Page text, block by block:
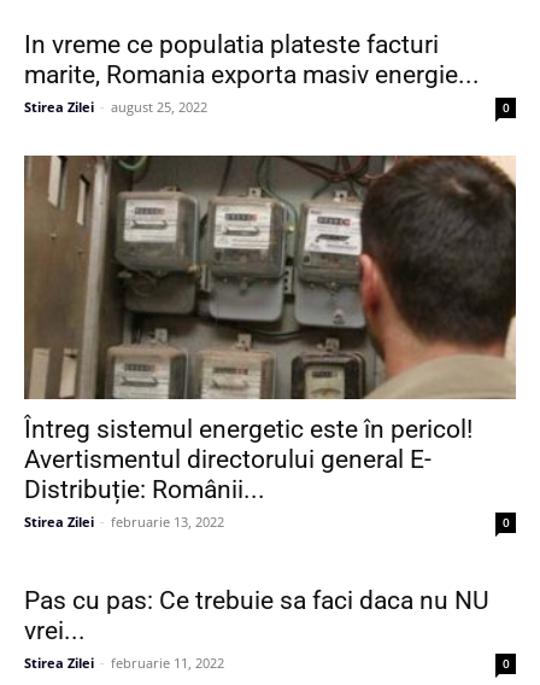
In vreme ce populatia plateste facturi
marite, Romania exporta masiv energie...
Stirea Zilei - august 25, 2022 0
Întreg sistemul energetic este în pericol!
Avertismentul directorului general E-
Distribuție: Românii...
Stirea Zilei - februarie 13, 2022 0
Pas cu pas: Ce trebuie sa faci daca nu NU
vrei...
Stirea Zilei - februarie 11, 2022 0